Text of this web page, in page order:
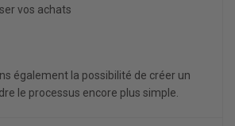
vos achats
également la possibilité de créer un
le processus encore plus simple.